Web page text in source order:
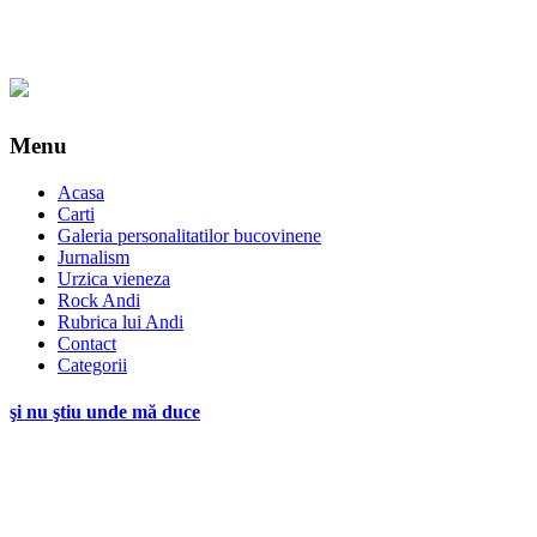
Menu
Acasa
Carti
Galeria personalitatilor bucovinene
Jurnalism
Urzica vieneza
Rock Andi
Rubrica lui Andi
Contact
Categorii
şi nu ştiu unde mă duce